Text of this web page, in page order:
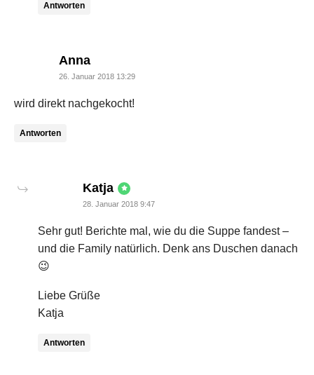
Antworten
Annasays:
26. Januar 2018 13:29
wird direkt nachgekocht!
Antworten
Katja says:
28. Januar 2018 9:47
Sehr gut! Berichte mal, wie du die Suppe fandest –
und die Family natürlich. Denk ans Duschen danach
😉
Liebe Grüße
Katja
Antworten